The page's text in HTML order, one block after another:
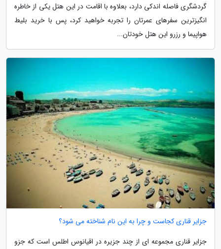
گردشگری فاصله اندکی دارد، بعلاوه با اقامت در این هتل یکی از خاطره
انگیزترین سفرهای عمرتان را تجربه خواهید کرد، پس با خرید بلیط
هواپیما و رزرو این هتل خودتان...
جزایر قناری کجاست و چرا به این نام شناخته می شود؟
جزایر قناری مجموعه ای از چند جزیره در اقیانوس اطلس است که جزو